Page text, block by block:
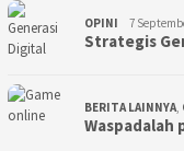
OPINI 7
Strategis
BERITA LAINNYA,
Waspadalah